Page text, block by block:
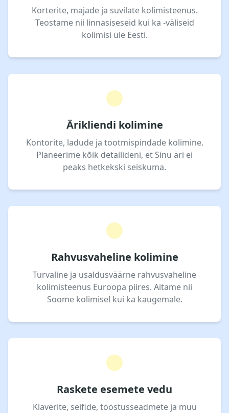
Korterite, majade ja suvilate kolimisteenus.
Teostame nii linnasiseseid kui ka -väliseid
kolimisi üle Eesti.
Ärikliendi kolimine
Kontorite, ladude ja tootmispindade kolimine.
Planeerime kõik detailideni, et Sinu äri ei
peaks hetkekski seiskuma.
Rahvusvaheline kolimine
Turvaline ja usaldusväärne rahvusvaheline
kolimisteenus Euroopa piires. Aitame nii
Soome kolimisel kui ka kaugemale.
Raskete esemete vedu
Klaverite, seifide, tööstusseadmete ja muu